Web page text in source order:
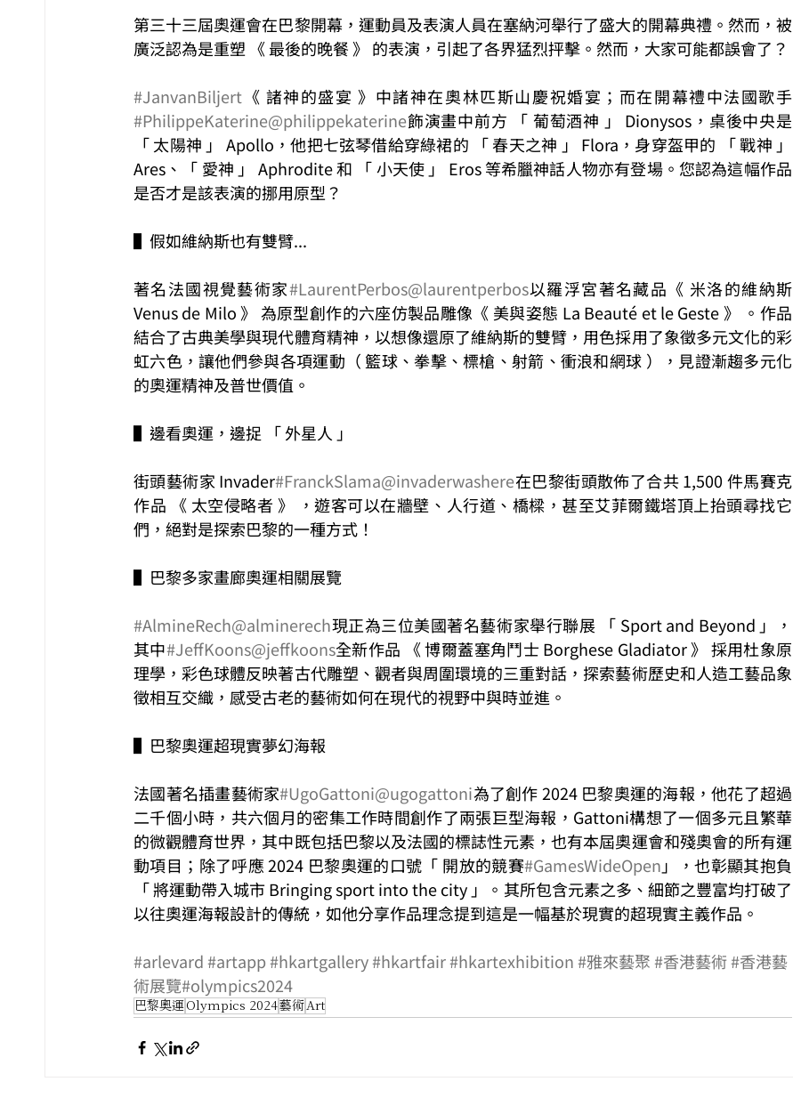
第三十三屆奧運會在巴黎開幕，運動員及表演人員在塞納河舉行了盛大的開幕典禮。然而，被
廣泛認為是重塑 《 最後的晚餐 》 的表演，引起了各界猛烈抨擊。然而，大家可能都誤會了？
#JanvanBiljert 《 諸神的盛宴 》中諸神在奧林匹斯山慶祝婚宴；而在開幕禮中法國歌手
#PhilippeKaterine@philippekaterine飾演畫中前方 「 葡萄酒神 」 Dionysos，桌後中央是
「 太陽神 」 Apollo，他把七弦琴借給穿綠裙的 「 春天之神 」 Flora，身穿盔甲的 「 戰神 」
Ares、「 愛神 」 Aphrodite 和 「 小天使 」 Eros 等希臘神話人物亦有登場。您認為這幅作品
是否才是該表演的挪用原型？
▌假如維納斯也有雙臂...
著名法國視覺藝術家#LaurentPerbos@laurentperbos以羅浮宮著名藏品《 米洛的維納斯
Venus de Milo 》 為原型創作的六座仿製品雕像《 美與姿態 La Beauté et le Geste 》 。作品
結合了古典美學與現代體育精神，以想像還原了維納斯的雙臂，用色採用了象徵多元文化的彩
虹六色，讓他們參與各項運動（ 籃球、拳擊、標槍、射箭、衝浪和網球 ），見證漸趨多元化
的奧運精神及普世價值。
▌邊看奧運，邊捉 「 外星人 」
街頭藝術家 Invader#FranckSlama@invaderwashere在巴黎街頭散佈了合共 1,500 件馬賽克
作品 《 太空侵略者 》 ，遊客可以在牆壁、人行道、橋樑，甚至艾菲爾鐵塔頂上抬頭尋找它
們，絕對是探索巴黎的一種方式！
▌巴黎多家畫廊奧運相關展覽
#AlmineRech@alminerech現正為三位美國著名藝術家舉行聯展 「 Sport and Beyond 」，
其中#JeffKoons@jeffkoons全新作品 《 博爾蓋塞角鬥士 Borghese Gladiator 》 採用杜象原
理學，彩色球體反映著古代雕塑、觀者與周圍環境的三重對話，探索藝術歷史和人造工藝品象
徵相互交織，感受古老的藝術如何在現代的視野中與時並進。
▌巴黎奧運超現實夢幻海報
法國著名插畫藝術家#UgoGattoni@ugogattoni為了創作 2024 巴黎奧運的海報，他花了超過
二千個小時，共六個月的密集工作時間創作了兩張巨型海報，Gattoni構想了一個多元且繁華
的微觀體育世界，其中既包括巴黎以及法國的標誌性元素，也有本屆奧運會和殘奧會的所有運
動項目；除了呼應 2024 巴黎奧運的口號「 開放的競賽#GamesWideOpen 」，也彰顯其抱負
「 將運動帶入城市 Bringing sport into the city 」。其所包含元素之多、細節之豐富均打破了
以往奧運海報設計的傳統，如他分享作品理念提到這是一幅基於現實的超現實主義作品。
#arlevard#artapp#hkartgallery#hkartfair#hkartexhibition#雅來藝聚#香港藝術#香港藝
術展覽#olympics2024
巴黎奧運 Olympics 2024藝術 Art